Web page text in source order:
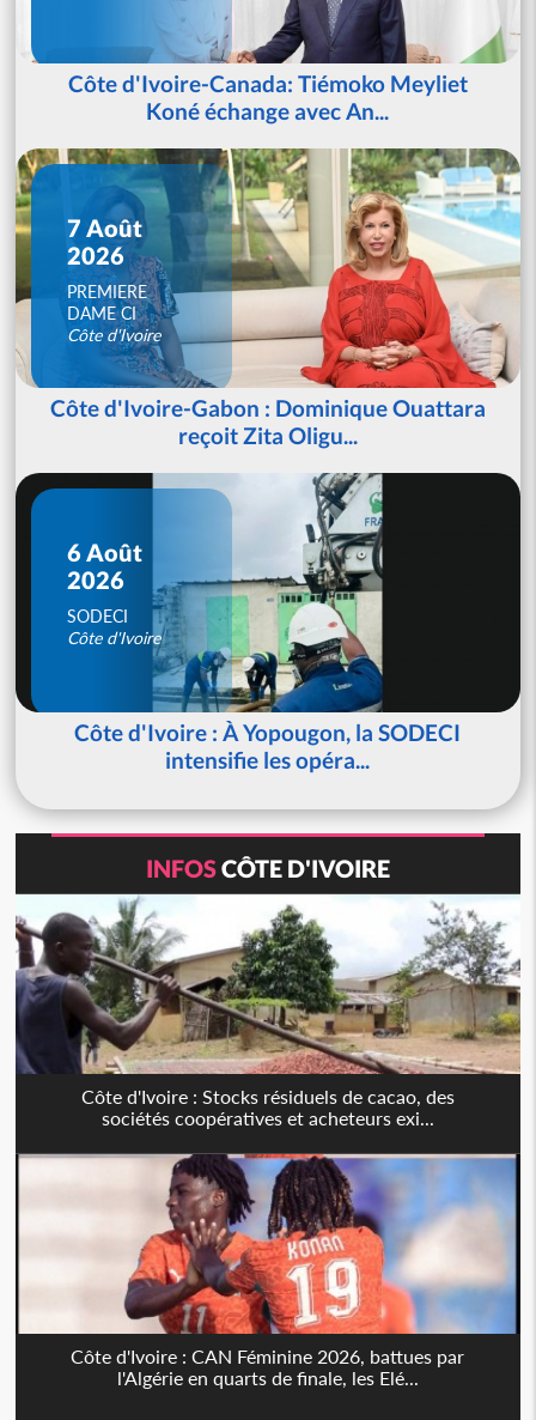
Côte d'Ivoire-Canada: Tiémoko Meyliet
Koné échange avec An...
7 Août
2026
PREMIERE
DAME CI
Côte d'Ivoire
Côte d'Ivoire-Gabon : Dominique Ouattara
reçoit Zita Oligu...
6 Août
2026
SODECI
Côte d'Ivoire
Côte d'Ivoire : À Yopougon, la SODECI
intensifie les opéra...
INFOSCÔTE D'IVOIRE
Côte d'Ivoire : Stocks résiduels de cacao, des
sociétés coopératives et acheteurs exi...
Côte d'Ivoire : CAN Féminine 2026, battues par
l'Algérie en quarts de finale, les Elé...